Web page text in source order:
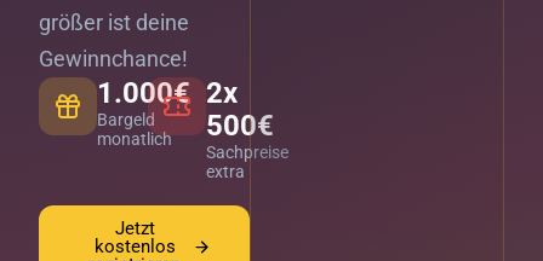
größer ist deine
Gewinnchance!
1.000€
Bargeld
monatlich
2x
500€
Sachpreise
extra
Jetzt
kostenlos